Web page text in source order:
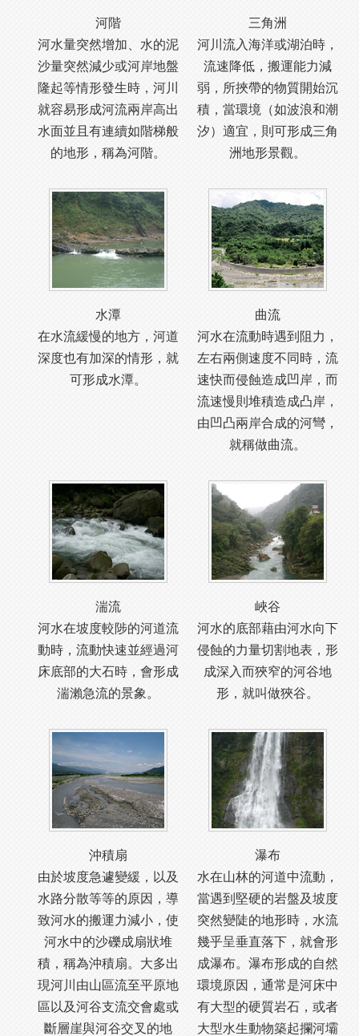
河階
河水量突然增加、水的泥
沙量突然減少或河岸地盤
隆起等情形發生時，河川
就容易形成河流兩岸高出
水面並且有連續如階梯般
的地形，稱為河階。
三角洲
河川流入海洋或湖泊時，
流速降低，搬運能力減
弱，所挾帶的物質開始沉
積，當環境（如波浪和潮
汐）適宜，則可形成三角
洲地形景觀。
水潭
在水流緩慢的地方，河道
深度也有加深的情形，就
可形成水潭。
曲流
河水在流動時遇到阻力，
左右兩側速度不同時，流
速快而侵蝕造成凹岸，而
流速慢則堆積造成凸岸，
由凹凸兩岸合成的河彎，
就稱做曲流。
湍流
河水在坡度較陟的河道流
動時，流動快速並經過河
床底部的大石時，會形成
湍瀨急流的景象。
峽谷
河水的底部藉由河水向下
侵蝕的力量切割地表，形
成深入而狹窄的河谷地
形，就叫做狹谷。
沖積扇
由於坡度急遽變緩，以及
水路分散等等的原因，導
致河水的搬運力減小，使
河水中的沙礫成扇狀堆
積，稱為沖積扇。大多出
現河川由山區流至平原地
區以及河谷支流交會處或
斷層崖與河谷交叉的地
瀑布
水在山林的河道中流動，
當遇到堅硬的岩盤及坡度
突然變陡的地形時，水流
幾乎呈垂直落下，就會形
成瀑布。瀑布形成的自然
環境原因，通常是河床中
有大型的硬質岩石，或者
大型水生動物築起攔河壩